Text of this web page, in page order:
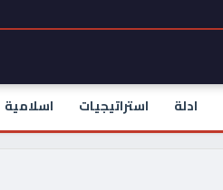
ادلة استراتيجيات اسلامية